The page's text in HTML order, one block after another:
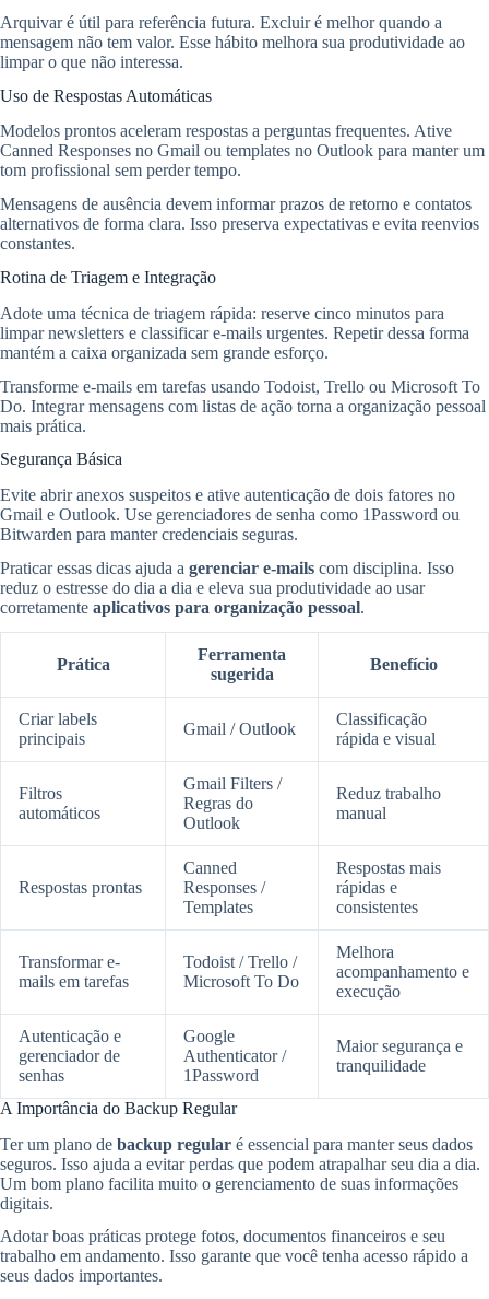
Arquivar é útil para referência futura. Excluir é melhor quando a
mensagem não tem valor. Esse hábito melhora sua produtividade ao
limpar o que não interessa.
Uso de Respostas Automáticas
Modelos prontos aceleram respostas a perguntas frequentes. Ative
Canned Responses no Gmail ou templates no Outlook para manter um
tom profissional sem perder tempo.
Mensagens de ausência devem informar prazos de retorno e contatos
alternativos de forma clara. Isso preserva expectativas e evita reenvios
constantes.
Rotina de Triagem e Integração
Adote uma técnica de triagem rápida: reserve cinco minutos para
limpar newsletters e classificar e-mails urgentes. Repetir dessa forma
mantém a caixa organizada sem grande esforço.
Transforme e-mails em tarefas usando Todoist, Trello ou Microsoft To
Do. Integrar mensagens com listas de ação torna a organização pessoal
mais prática.
Segurança Básica
Evite abrir anexos suspeitos e ative autenticação de dois fatores no
Gmail e Outlook. Use gerenciadores de senha como 1Password ou
Bitwarden para manter credenciais seguras.
Praticar essas dicas ajuda a gerenciar e-mails com disciplina. Isso
reduz o estresse do dia a dia e eleva sua produtividade ao usar
corretamente aplicativos para organização pessoal.
Prática
Ferramenta
sugerida
Benefício
Criar labels
principais
Gmail / Outlook
Classificação
rápida e visual
Filtros
automáticos
Gmail Filters /
Regras do
Outlook
Reduz trabalho
manual
Respostas prontas
Canned
Responses /
Templates
Respostas mais
rápidas e
consistentes
Transformar e-
mails em tarefas
Todoist / Trello /
Microsoft To Do
Melhora
acompanhamento e
execução
Autenticação e
gerenciador de
senhas
Google
Authenticator /
1Password
Maior segurança e
tranquilidade
A Importância do Backup Regular
Ter um plano de backup regular é essencial para manter seus dados
seguros. Isso ajuda a evitar perdas que podem atrapalhar seu dia a dia.
Um bom plano facilita muito o gerenciamento de suas informações
digitais.
Adotar boas práticas protege fotos, documentos financeiros e seu
trabalho em andamento. Isso garante que você tenha acesso rápido a
seus dados importantes.